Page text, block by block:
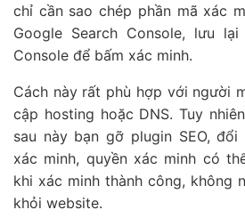
chỉ cần sao chép phần mã xác
Google Search Console, lưu
Console để bấm xác minh.
Cách này rất phù hợp với người
cập hosting hoặc DNS. Tuy
sau này bạn gỡ plugin SEO,
xác minh, quyền xác minh có
khi xác minh thành công, không
khỏi website.